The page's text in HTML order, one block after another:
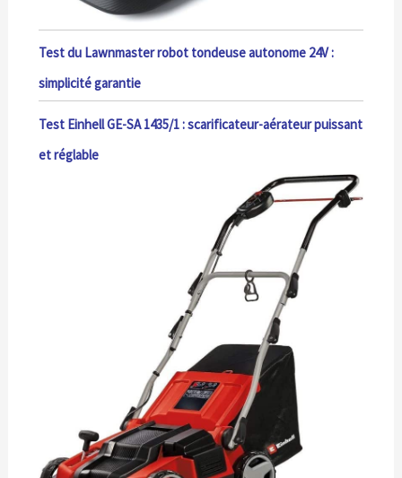
Test du Lawnmaster robot tondeuse autonome 24V :
simplicité garantie
Test Einhell GE-SA 1435/1 : scarificateur-aérateur puissant
et réglable